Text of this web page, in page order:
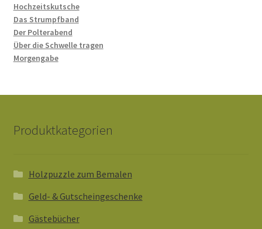
Hochzeitskutsche
Das Strumpfband
Der Polterabend
Über die Schwelle tragen
Morgengabe
Produktkategorien
Holzpuzzle zum Bemalen
Geld- & Gutscheingeschenke
Gästebücher